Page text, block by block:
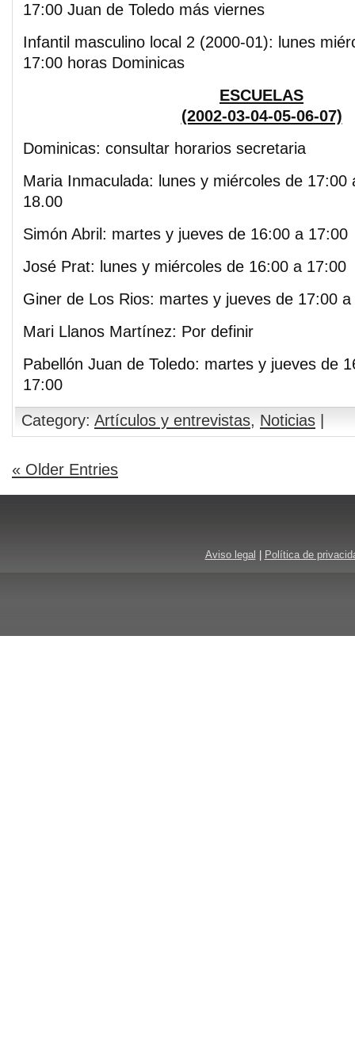
17:00 Juan de Toledo más viernes
Infantil masculino local 2 (2000-01): lunes
17:00 horas Dominicas
ESCUELAS
(2002-03-04-05-06-07)
Dominicas: consultar horarios secretaria
Maria Inmaculada: lunes y miércoles de 17:00
18.00
Simón Abril: martes y jueves de 16:00 a 17:00
José Prat: lunes y miércoles de 16:00 a 17:00
Giner de Los Rios: martes y jueves de 17:00 a
Mari Llanos Martínez: Por definir
Pabellón Juan de Toledo: martes y jueves de
17:00
Category: Artículos y entrevistas, Noticias
« Older Entries
Aviso legal Política de